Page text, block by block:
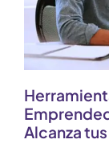
Alcanza